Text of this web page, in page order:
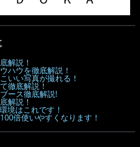
解説！
ハウを徹底解説！
いい写真が撮れる！
徹底解説！
ース徹底解説!
解説！
境はこれです！
倍使いやすくなります！